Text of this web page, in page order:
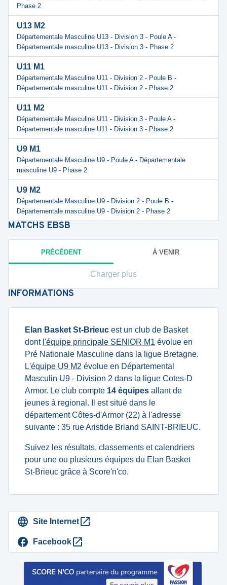
Phase 2
U13 M2
Départementale Masculine U13 - Division 3 - Poule A -
Départementale masculine U13 - Division 3 - Phase 2
U11 M1
Départementale Masculine U11 - Division 2 - Poule B -
Départementale masculine U11 - Division 2 - Phase 2
U11 M2
Départementale Masculine U11 - Division 3 - Poule A -
Départementale masculine U11 - Division 3 - Phase 2
U9 M1
Départementale Masculine U9 - Poule A - Départementale
masculine U9 - Phase 2
U9 M2
Départementale Masculine U9 - Division 2 - Poule B -
Départementale masculine U9 - Division 2 - Phase 2
MATCHS EBSB
PRÉCÉDENT À VENIR
Charger plus
INFORMATIONS
Elan Basket St-Brieuc est un club de Basket
dont l'équipe principale SENIOR M1 évolue en
Pré Nationale Masculine dans la ligue Bretagne.
L'équipe U9 M2 évolue en Départemental
Masculin U9 - Division 2 dans la ligue Cotes-D
Armor. Le club compte 14 équipes allant de
jeunes à regional. Il est situé dans le
département Côtes-d'Armor (22) à l'adresse
suivante : 35 rue Aristide Briand SAINT-BRIEUC.
Suivez les résultats, classements et calendriers
pour une ou plusieurs équipes du Elan Basket
St-Brieuc grâce à Score'n'co.
Site Internet
Facebook